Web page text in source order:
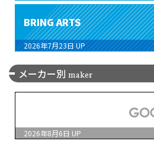
BRING ARTS
2026年7月23日 UP
メーカー別 maker
2026年8月6日 UP